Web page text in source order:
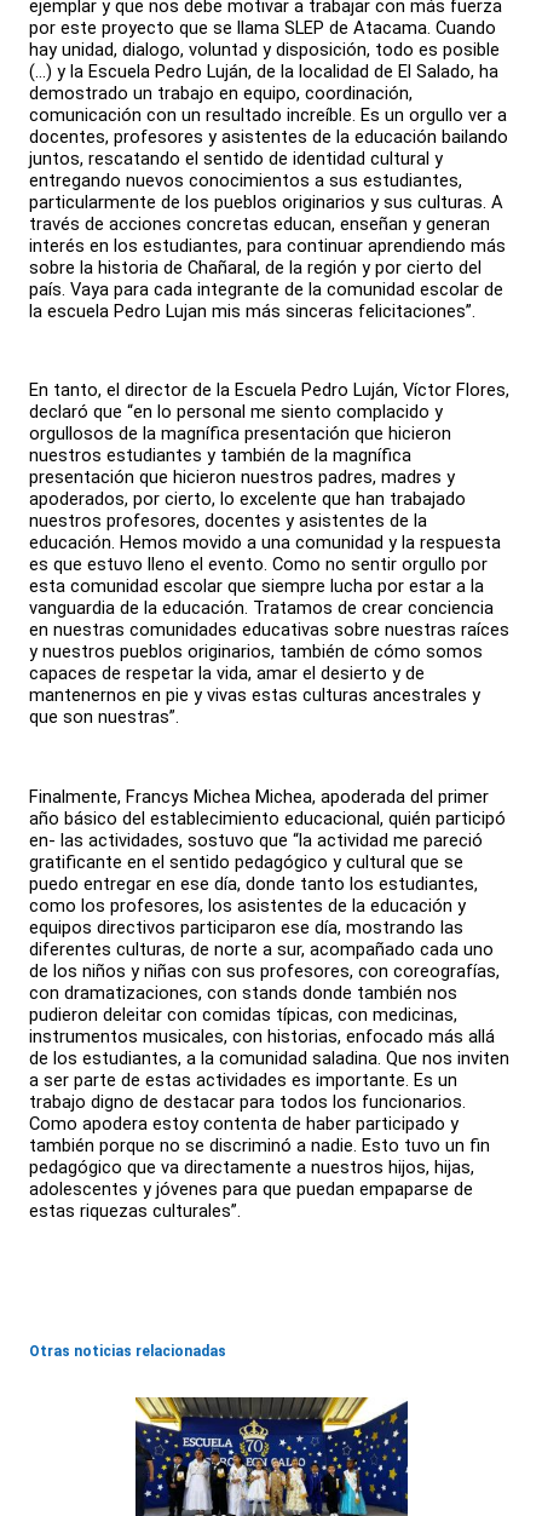
ejemplar y que nos debe motivar a trabajar con más fuerza
por este proyecto que se llama SLEP de Atacama. Cuando
hay unidad, dialogo, voluntad y disposición, todo es posible
(…) y la Escuela Pedro Luján, de la localidad de El Salado, ha
demostrado un trabajo en equipo, coordinación,
comunicación con un resultado increíble. Es un orgullo ver a
docentes, profesores y asistentes de la educación bailando
juntos, rescatando el sentido de identidad cultural y
entregando nuevos conocimientos a sus estudiantes,
particularmente de los pueblos originarios y sus culturas. A
través de acciones concretas educan, enseñan y generan
interés en los estudiantes, para continuar aprendiendo más
sobre la historia de Chañaral, de la región y por cierto del
país. Vaya para cada integrante de la comunidad escolar de
la escuela Pedro Lujan mis más sinceras felicitaciones”.
En tanto, el director de la Escuela Pedro Luján, Víctor Flores,
declaró que “en lo personal me siento complacido y
orgullosos de la magnífica presentación que hicieron
nuestros estudiantes y también de la magnífica
presentación que hicieron nuestros padres, madres y
apoderados, por cierto, lo excelente que han trabajado
nuestros profesores, docentes y asistentes de la
educación. Hemos movido a una comunidad y la respuesta
es que estuvo lleno el evento. Como no sentir orgullo por
esta comunidad escolar que siempre lucha por estar a la
vanguardia de la educación. Tratamos de crear conciencia
en nuestras comunidades educativas sobre nuestras raíces
y nuestros pueblos originarios, también de cómo somos
capaces de respetar la vida, amar el desierto y de
mantenernos en pie y vivas estas culturas ancestrales y
que son nuestras”.
Finalmente, Francys Michea Michea, apoderada del primer
año básico del establecimiento educacional, quién participó
en- las actividades, sostuvo que “la actividad me pareció
gratificante en el sentido pedagógico y cultural que se
puedo entregar en ese día, donde tanto los estudiantes,
como los profesores, los asistentes de la educación y
equipos directivos participaron ese día, mostrando las
diferentes culturas, de norte a sur, acompañado cada uno
de los niños y niñas con sus profesores, con coreografías,
con dramatizaciones, con stands donde también nos
pudieron deleitar con comidas típicas, con medicinas,
instrumentos musicales, con historias, enfocado más allá
de los estudiantes, a la comunidad saladina. Que nos inviten
a ser parte de estas actividades es importante. Es un
trabajo digno de destacar para todos los funcionarios.
Como apodera estoy contenta de haber participado y
también porque no se discriminó a nadie. Esto tuvo un fin
pedagógico que va directamente a nuestros hijos, hijas,
adolescentes y jóvenes para que puedan empaparse de
estas riquezas culturales”.
Otras noticias relacionadas